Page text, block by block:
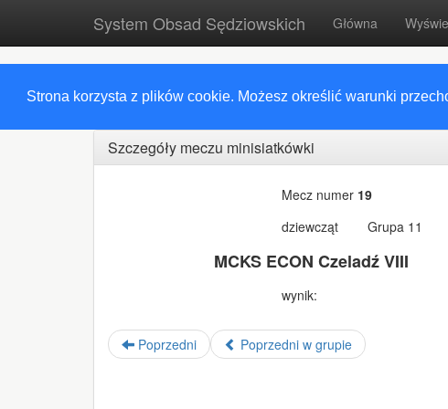
Strona korzysta z plików cookie. Możesz określić warunki
System Obsad Sędziowskich Główna
Szczegóły meczu minisiatkówki
Mecz numer 19
dziewcząt
Grupa 11
MCKS ECON Czeladź VIII
wynik:
Poprzedni Poprzedni w grupie